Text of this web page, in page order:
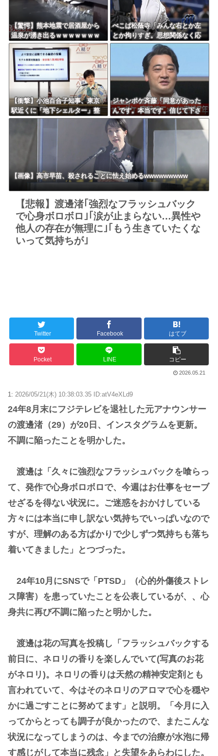
【驚愕】熊本地震で居酒屋から
温泉が湧き出るｗｗｗｗｗｗｗ
ｗｗｗｗｗ
ぺこぱ松蔭寺「みんな右とか左
とか拘りすぎ。思想関係なく応
援しようよ」
【衝撃】小池百合子知事、東京
駅近くに「地下シェルター」整
備を正式表明ｗｗｗｗｗｗｗｗ
ジャンポケ斉藤「同意があった
んです。本当です。信じて下さ
い」 ←何でこの主張が通らな
いの？
【画像】高市早苗、殺されることに怯え始めるwwwwwwwww
【悲報】渡邊渚｢強烈なフラッシュバック
で心身ボロボロ｣｢涙が止まらない…異性や
他人の存在が無理に｣｢もう生きていたくな
いって気持ちが｣
Twitter Facebook はてブ
Pocket LINE コピー
2026.05.21
1: 2026/05/21(木) 10:38:03.35 ID:atV4eXLd9
24年8月末にフジテレビを退社した元アナウンサー
の渡邊渚（29）が20日、インスタグラムを更新。
不調に陥ったことを明かした。
渡邊は「久々に強烈なフラッシュバックを喰らっ
て、発作で心身ボロボロで、今週はお仕事をセーブ
せざるを得ない状況に。ご迷惑をおかけしている
方々には本当に申し訳ない気持ちでいっぱいなので
すが、理解のある方ばかりで少しずつ気持ちも落ち
着いてきました」とつづった。
24年10月にSNSで「PTSD」（心的外傷後ストレ
ス障害）を患っていたことを公表しているが、、心
身共に再び不調に陥ったと明かした。
渡邊は花の写真を投稿し「フラッシュバックする
前日に、ネロリの香りを楽しんでいて(写真のお花
がネロリ)。ネロリの香りは天然の精神安定剤とも
言われていて、今はそのネロリのアロマで心を穏や
かに過ごすことに努めてます」と説明。「今月に入
ってからとっても調子が良かったので、またこんな
状況になってしまうのは、今までの治療が水泡に帰
す感じがして本当に残念」と失望をあらわにした。